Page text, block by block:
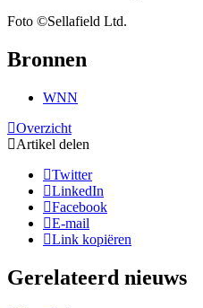
Foto ©Sellafield Ltd.
Bronnen
WNN
Overzicht
Artikel delen
Twitter
LinkedIn
Facebook
E-mail
Link kopiëren
Gerelateerd nieuws